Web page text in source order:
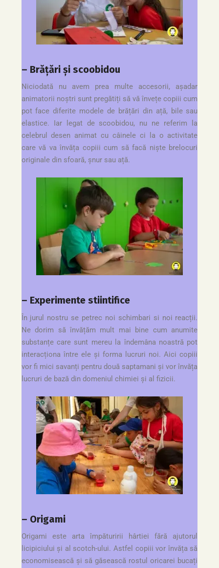
– Brățări și scoobidou
Niciodată nu avem prea multe accesorii, așadar
animatorii noștri sunt pregătiți să vă învețe copiii cum
pot face diferite modele de brățări din ață, bile sau
elastice. Iar legat de scoobidou, nu ne referim la
celebrul desen animat cu câinele ci la o activitate
care vă va învăța copiii cum să facă niște brelocuri
originale din sfoară, șnur sau ață.
– Experimente stiintifice
În jurul nostru se petrec noi schimbari si noi reacții.
Ne dorim să învățăm mult mai bine cum anumite
substanțe care sunt mereu la îndemâna noastră pot
interacționa între ele și forma lucruri noi. Aici copiii
vor fi mici savanți pentru două saptamani și vor învăța
lucruri de bază din domeniul chimiei și al fizicii.
– Origami
Origami este arta împăturirii hârtiei fără ajutorul
licipiciului și al scotch-ului. Astfel copiii vor învăța să
economisească și să găsească rostul oricarei bucați